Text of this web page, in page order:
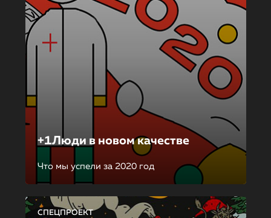
+1Люди в новом качестве
Что мы успели за 2020 год
СПЕЦПРОЕКТ